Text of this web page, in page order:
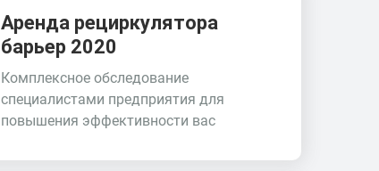
Аренда рециркулятора
барьер 2020
Комплексное обследование
специалистами предприятия для
повышения эффективности вас